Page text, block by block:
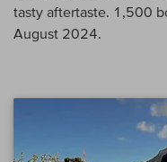
tasty aftertaste. 1,500
August 2024.